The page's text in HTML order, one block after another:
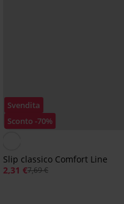
Svendita
Sconto -70%
Slip classico Comfort Line
2,31 €7,69 €